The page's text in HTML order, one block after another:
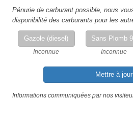
Pénurie de carburant possible, nous
disponibilité des carburants pour les
Gazole (diesel)
Inconnue
Sans Plomb
Inconnue
Mettre à jour
Informations communiquées par nos